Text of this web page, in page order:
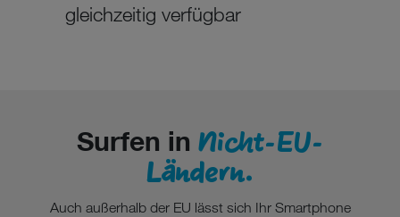
gleichzeitig verfügbar
Surfen in Nicht-EU-
Ländern.
Auch außerhalb der EU lässt sich Ihr Smartphone